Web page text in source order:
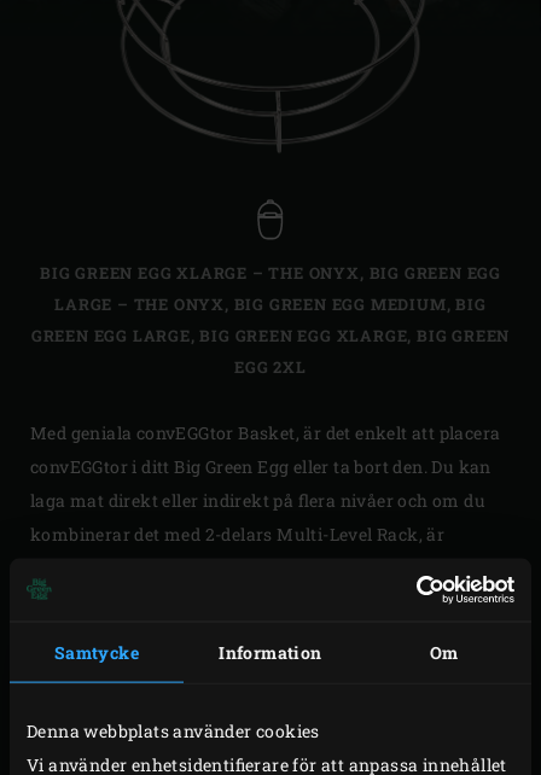
Samtycke Information Om
Denna webbplats använder cookies
Vi använder enhetsidentifierare för att anpassa innehållet
BIG GREEN EGG XLARGE – THE ONYX, BIG GREEN EGG
LARGE – THE ONYX, BIG GREEN EGG MEDIUM,BIG
GREEN EGG LARGE,BIG GREEN EGG XLARGE,BIG GREEN
EGG 2XL
Med geniala convEGGtor Basket, är det enkelt att placera
convEGGtor i ditt Big Green Egg eller ta bort den. Du kan
laga mat direkt eller indirekt på flera nivåer och om du
kombinerar det med 2-delars Multi-Level Rack, är
Direkt och indirekt tillagning på flera nivåer
Upphöjd tillagning på galler
Startkomponent för
EGGspander System
med 2-delars Multi-Level Rack